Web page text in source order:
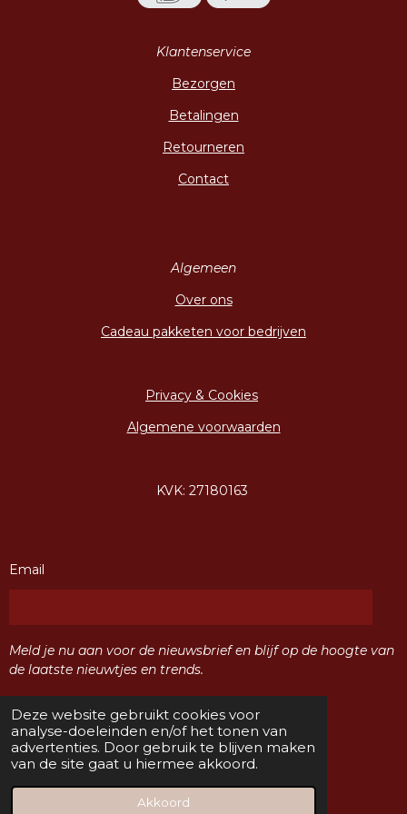
Deze website gebruikt cookies voor
analyse-doeleinden en/of het tonen van
advertenties. Door gebruik te blijven maken
van de site gaat u hiermee akkoord.
Akkoord
Klantenservice
Bezorgen
Betalingen
Retourneren
Contact
Algemeen
Over ons
Cadeau pakketen voor bedrijven
Privacy & Cookies
Algemene voorwaarden
KVK: 27180163
Email
Meld je nu aan voor de nieuwsbrief en blijf op de hoogte van
de laatste nieuwtjes en trends.
Verzenden
© 2024 Sisters Naaldwijk